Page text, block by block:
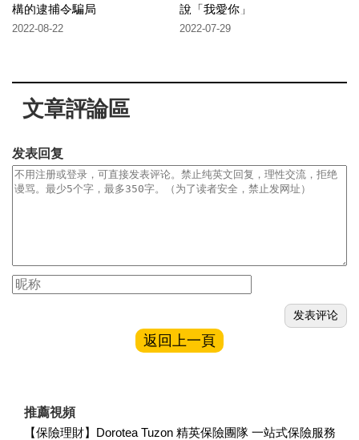
構的逮捕令騙局
2022-08-22
說「我愛你」
2022-07-29
文章評論區
发表回复
返回上一頁
推薦視頻
【保險理財】Dorotea Tuzon 精英保險團隊 一站式保險服務